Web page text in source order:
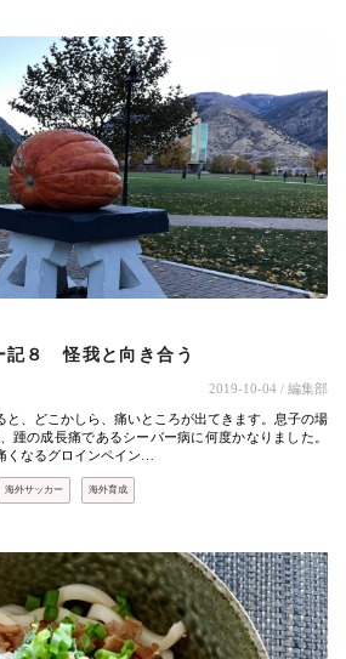
記８ 怪我と向き合う
2019-10-04 / 編集部
と、どこかしら、痛いところが出てきます。息子の場
踵の成長痛であるシーバー病に何度かなりました。
くなるグロインペイン…
海外サッカー 海外育成